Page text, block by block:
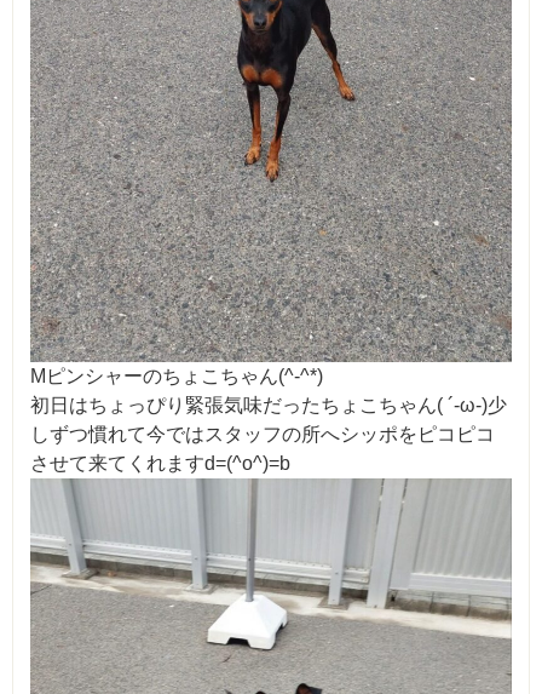
Mピンシャーのちょこちゃん(^-^*)
初日はちょっぴり緊張気味だったちょこちゃん( ´-ω-)少
しずつ慣れて今ではスタッフの所へシッポをピコピコ
させて来てくれますd=(^o^)=b